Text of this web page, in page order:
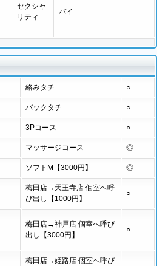
セクシャ
リティ
バイ
絡みタチ ○
バックタチ ○
3Pコース ○
マッサージコース ◎
ソフトM【3000円】 ◎
梅田店→天王寺店 個室へ呼
び出し【1000円】
○
梅田店→神戸店 個室へ呼び
出し【3000円】
○
梅田店→姫路店 個室へ呼び